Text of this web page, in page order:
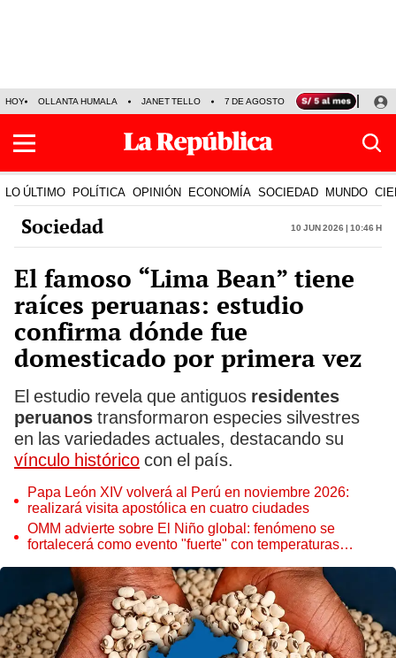
HOY OLLANTA HUMALA JANET TELLO 7 DE AGOSTO TINKA RESULTADOS
LO ÚLTIMO POLÍTICA OPINIÓN ECONOMÍA SOCIEDAD MUNDO
Sociedad 10 Jun 2026 | 10:46 h
El famoso “Lima Bean” tiene
raíces peruanas: estudio
confirma dónde fue
domesticado por primera vez
El estudio revela que antiguos residentes
peruanos transformaron especies silvestres
en las variedades actuales, destacando su
vínculo histórico con el país.
Papa León XIV volverá al Perú en noviembre 2026:
realizará visita apostólica en cuatro ciudades
OMM advierte sobre El Niño global: fenómeno se
fortalecerá como evento "fuerte" con temperaturas